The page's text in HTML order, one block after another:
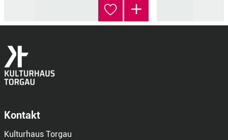
Kontakt
Kulturhaus Torgau